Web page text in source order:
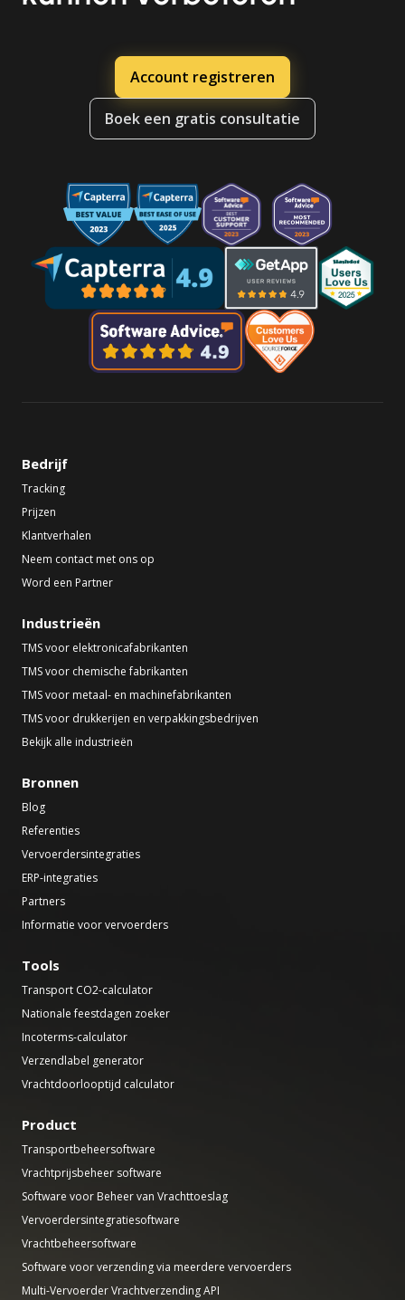
Account registreren
Boek een gratis consultatie
Bedrijf
Tracking
Prijzen
Klantverhalen
Neem contact met ons op
Word een Partner
Industrieën
TMS voor elektronicafabrikanten
TMS voor chemische fabrikanten
TMS voor metaal- en machinefabrikanten
TMS voor drukkerijen en verpakkingsbedrijven
Bekijk alle industrieën
Bronnen
Blog
Referenties
Vervoerdersintegraties
ERP-integraties
Partners
Informatie voor vervoerders
Tools
Transport CO2-calculator
Nationale feestdagen zoeker
Incoterms-calculator
Verzendlabel generator
Vrachtdoorlooptijd calculator
Product
Transportbeheersoftware
Vrachtprijsbeheer software
Software voor Beheer van Vrachttoeslag
Vervoerdersintegratiesoftware
Vrachtbeheersoftware
Software voor verzending via meerdere vervoerders
Multi-Vervoerder Vrachtverzending API